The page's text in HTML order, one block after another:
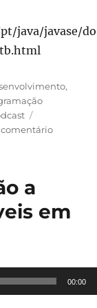
java/javase/do
,
em
–
Java
a
em
00:00